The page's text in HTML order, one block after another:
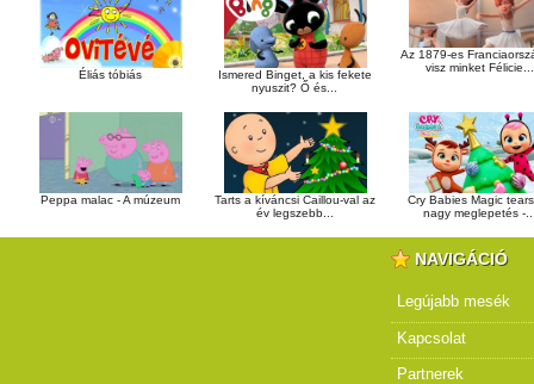
Éliás tóbiás
Ismered Binget, a kis fekete
nyuszit? Ő és...
Az 1879-es
visz minket Félicie...
Peppa malac - A múzeum
Tarts a kíváncsi Caillou-val az
év legszebb...
Cry Babies Magic
nagy meglepetés -
NAVIGÁCIÓ
Legújabb mesék
Kapcsolat
Partnerek